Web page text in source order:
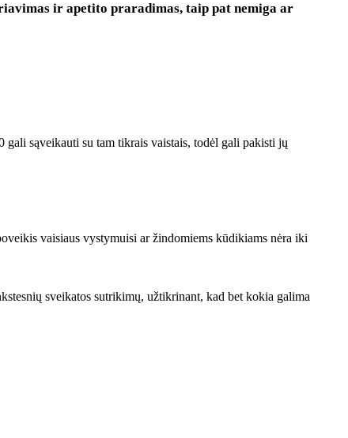
ir apetito praradimas, taip pat nemiga ar
sąveikauti su tam tikrais vaistais, todėl gali pakisti jų
vaisiaus vystymuisi ar žindomiems kūdikiams nėra iki
sveikatos sutrikimų, užtikrinant, kad bet kokia galima